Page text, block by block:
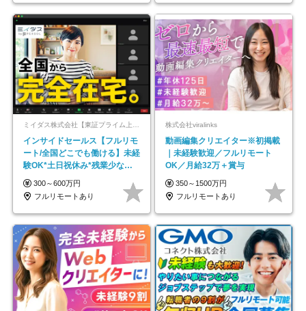
ミイダス株式会社【東証プライム上場パーソルグループ】
インサイドセールス【フルリモ
ート/全国どこでも働ける】未経
験OK*土日祝休み*残業少なめ*
在宅勤務手当あり
300～600万円
フルリモートあり
株式会社viralinks
動画編集クリエイター※初掲載
｜未経験歓迎／フルリモート
OK／月給32万＋賞与
350～1500万円
フルリモートあり